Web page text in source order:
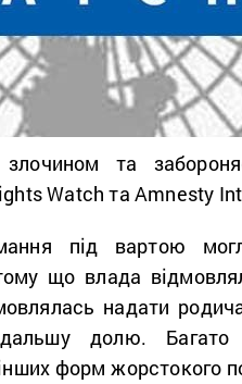
та
Watch та Amnesty
під вартою
що влада
надати
долю.
форм жорстокого